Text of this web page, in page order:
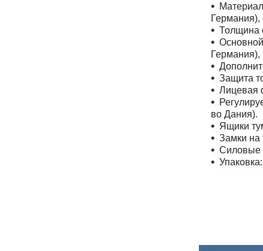
Германия),
Толщина
Германия),
Защита
Лицевая
во Дания).
Ящики
Замки на
Силовые
Упаковка: